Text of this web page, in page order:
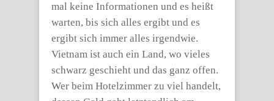
mal keine Informationen und es heißt
warten, bis sich alles ergibt und es
ergibt sich immer alles irgendwie.
Vietnam ist auch ein Land, wo vieles
schwarz geschieht und das ganz offen.
Wer beim Hotelzimmer zu viel handelt,